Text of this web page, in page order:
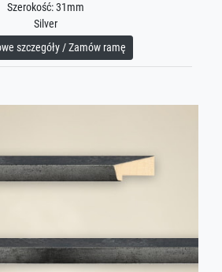
Szerokość: 31mm
Silver
szczegóły / Zamów ramę